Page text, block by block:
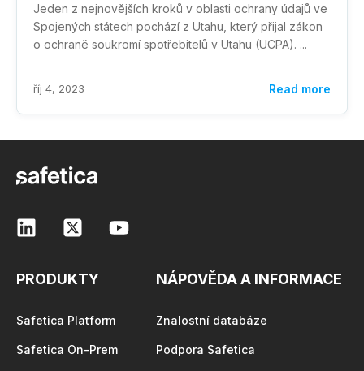
Jeden z nejnovějších kroků v oblasti ochrany údajů ve
Spojených státech pochází z Utahu, který přijal zákon
o ochraně soukromí spotřebitelů v Utahu (UCPA). ...
říj 4, 2023 Read more
PRODUKTY
Safetica Platform
Safetica On-Prem
NÁPOVĚDA A INFORMACE
Znalostní databáze
Podpora Safetica